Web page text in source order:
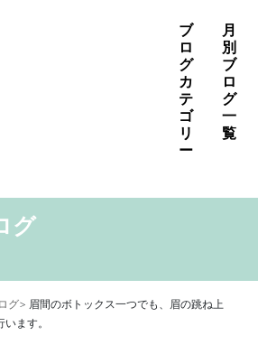
ブ
ロ
グ
カ
テ
ゴ
リ
ー
るみ治療
ピー・花粉症
ック
サプリメント
月
別
ブ
ロ
グ
一
覧
2026年4月
グ
グ> 眉間のボトックス一つでも、眉の跳ね上
ます。